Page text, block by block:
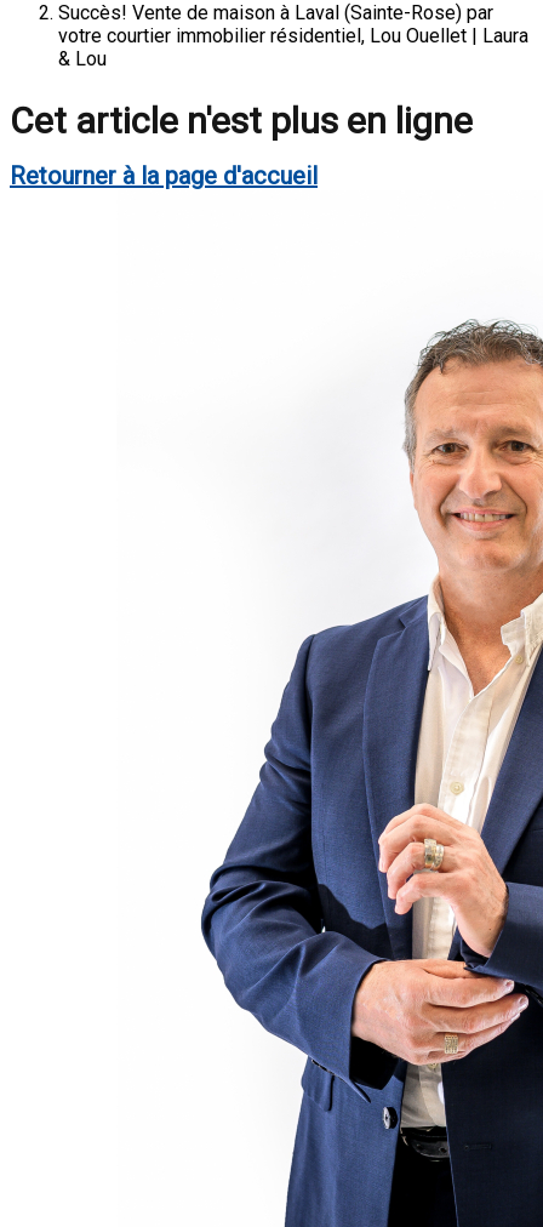
Succès! Vente de maison à Laval (Sainte-Rose) par
votre courtier immobilier résidentiel, Lou Ouellet | Laura
& Lou
Cet article n'est plus en ligne
Retourner à la page d'accueil